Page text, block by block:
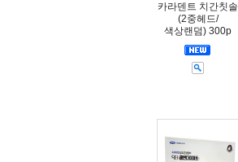
카라덴트 치간칫솔
(2중헤드/
색상랜덤) 300p